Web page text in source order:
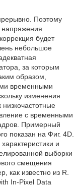
Поэтому
напряжения
будет
небольшое
за которым
образом,
временными
изменения
с временными
Примерный
показан на Фиг. 4D.
и
выборки
смещения
как известно из R.
In-Pixel Data